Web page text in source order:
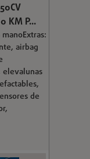
KM P...
airbag
de